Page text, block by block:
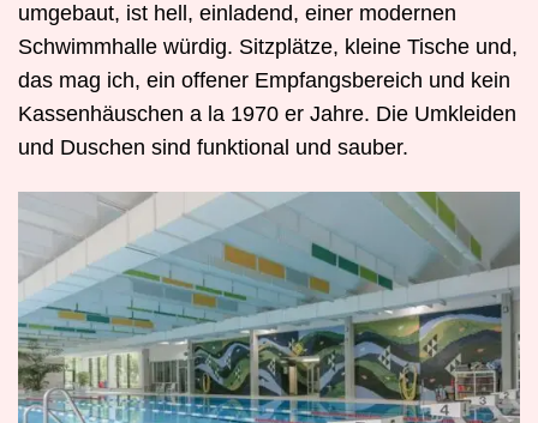
umgebaut, ist hell, einladend, einer modernen
Schwimmhalle würdig. Sitzplätze, kleine Tische und,
das mag ich, ein offener Empfangsbereich und kein
Kassenhäuschen a la 1970 er Jahre. Die Umkleiden
und Duschen sind funktional und sauber.